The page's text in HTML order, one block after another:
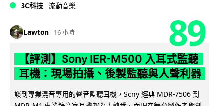
3C科技 流動音樂
Lawton 16 小時 89
【評測】Sony IER-M500 入耳式監聽
耳機：現場拍攝、後製監聽與人聲利器
談到專業混音專用的聲音監聽耳機，Sony 經典 MDR-7506 到